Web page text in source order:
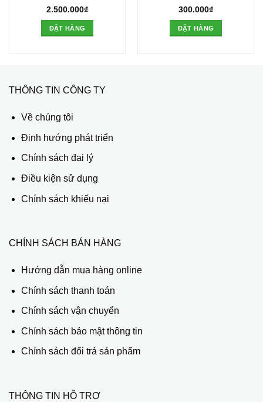
2.500.000₫
ĐẶT HÀNG
300.000₫
ĐẶT HÀNG
THÔNG TIN CÔNG TY
Về chúng tôi
Định hướng phát triển
Chính sách đại lý
Điều kiện sử dụng
Chính sách khiếu nại
CHÍNH SÁCH BÁN HÀNG
Hướng dẫn mua hàng online
Chính sách thanh toán
Chính sách vận chuyển
Chính sách bảo mật thông tin
Chính sách đổi trả sản phẩm
THÔNG TIN HỖ TRỢ